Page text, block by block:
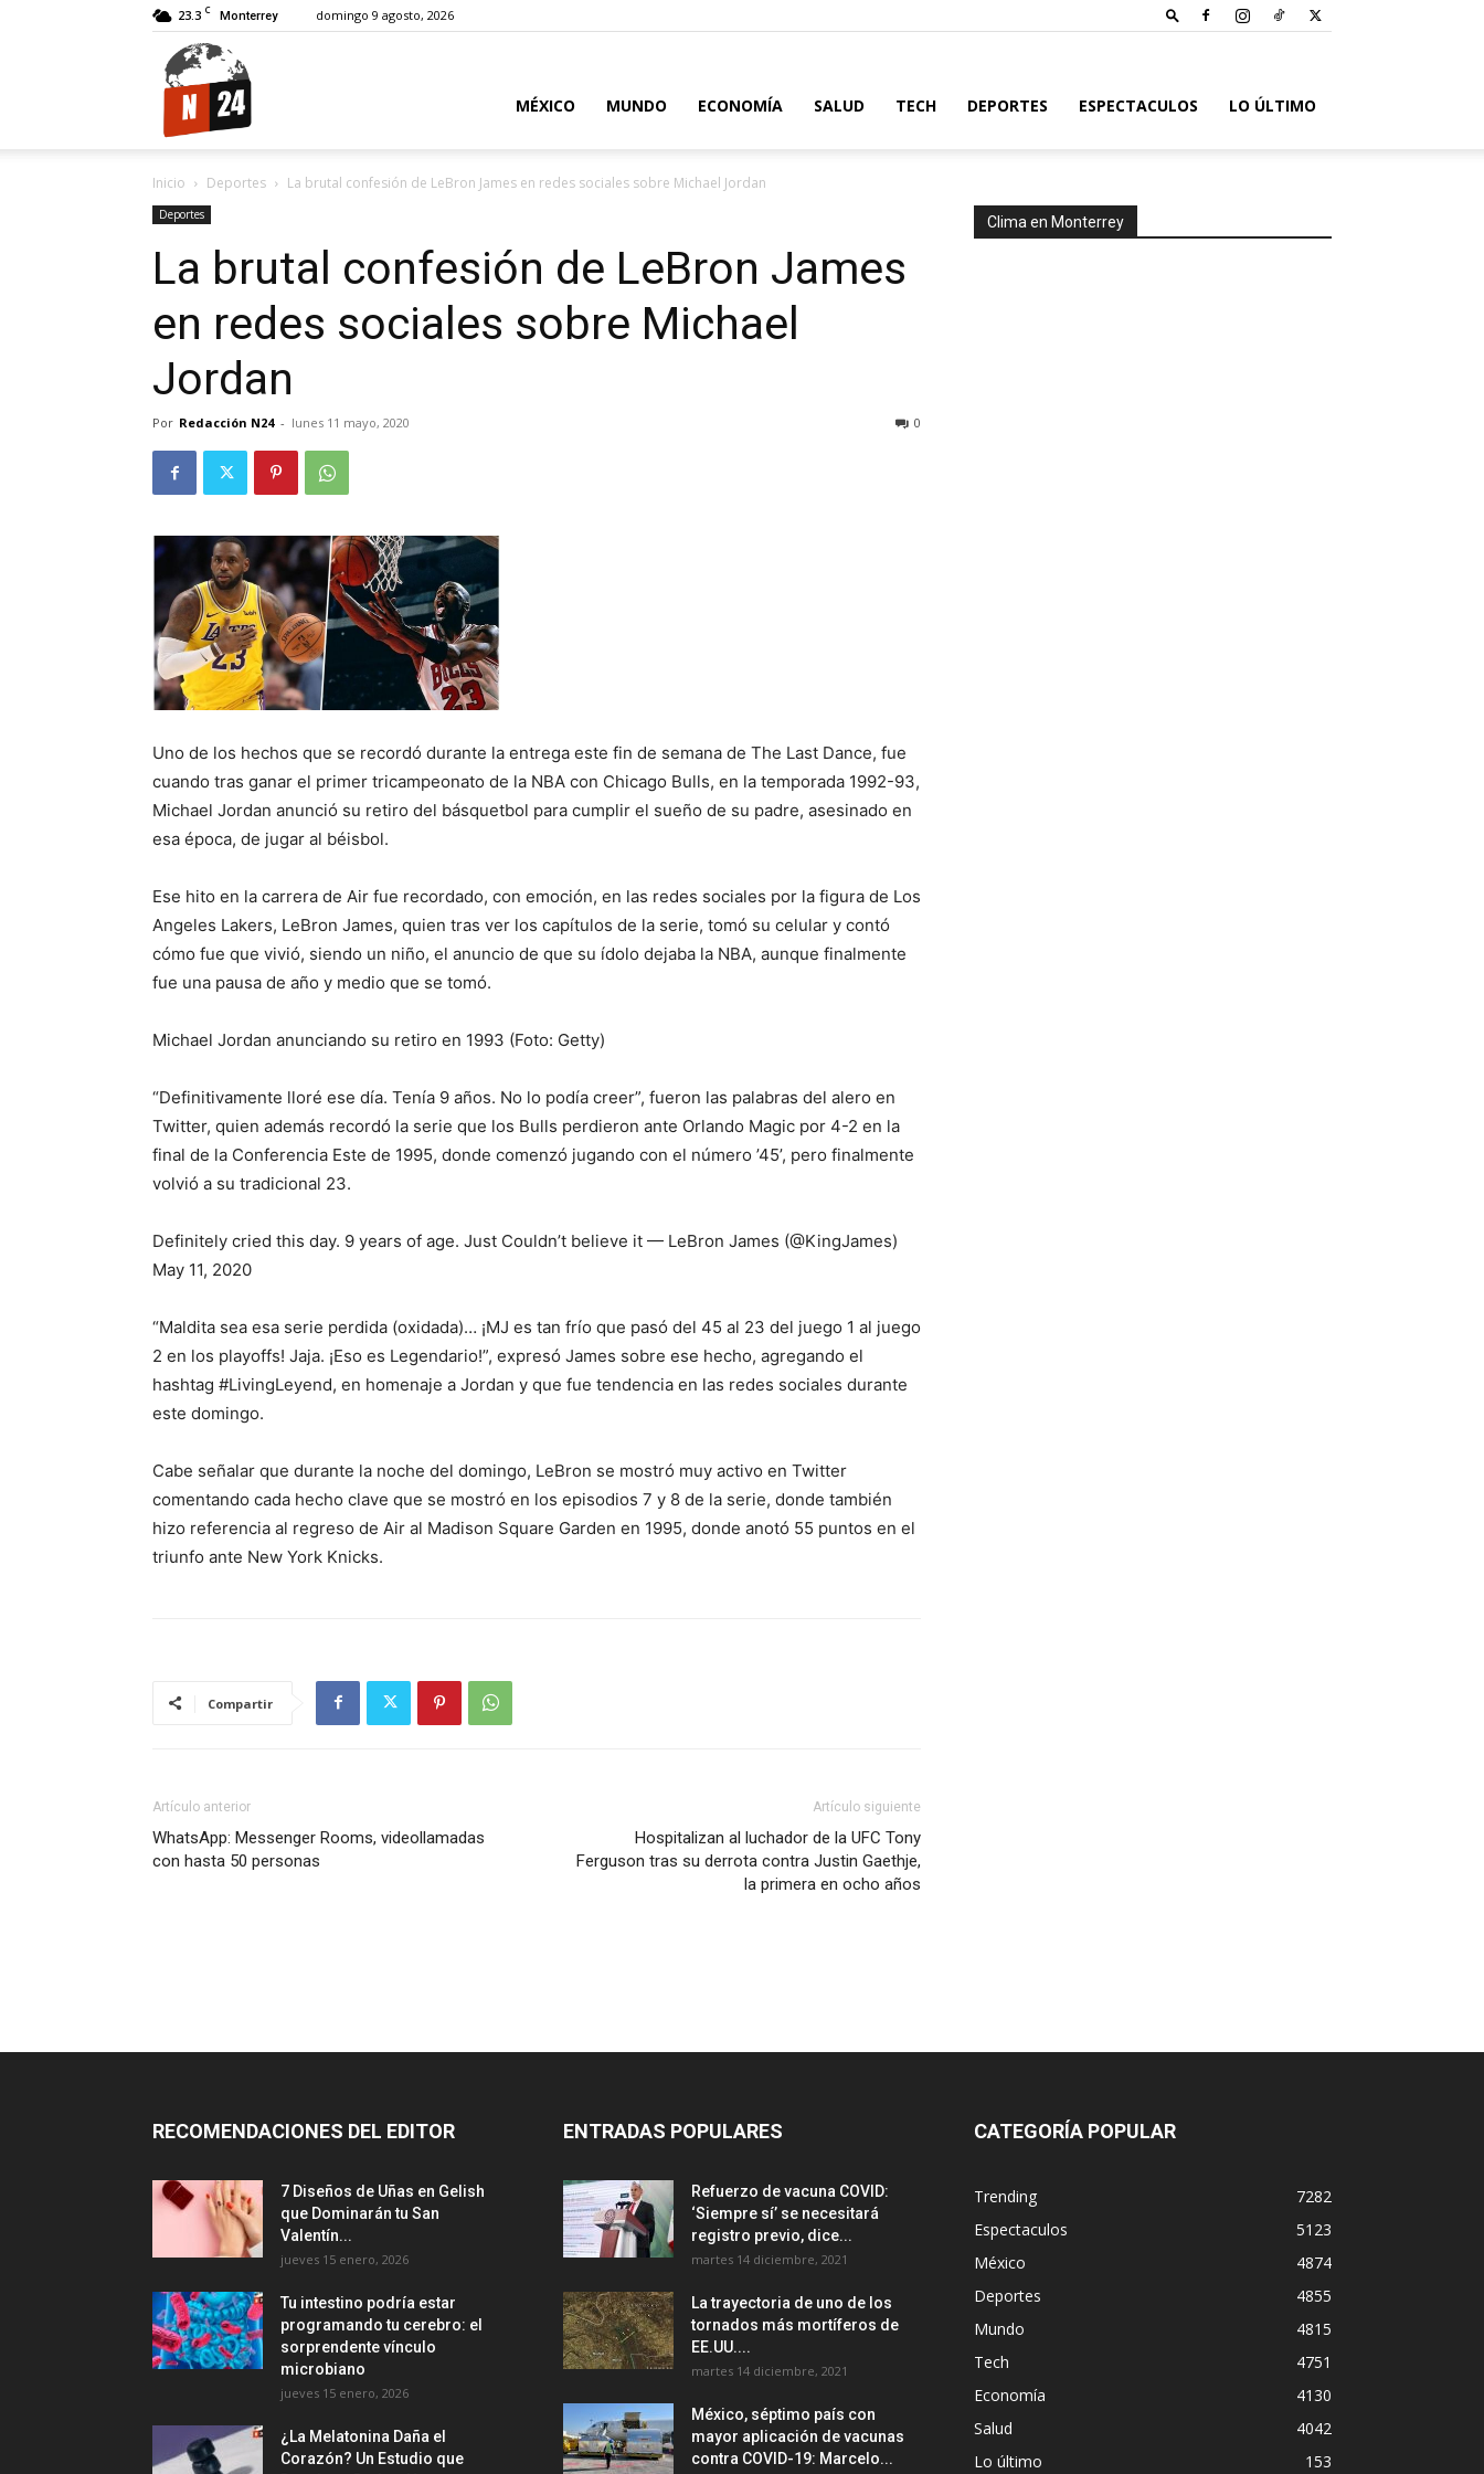
23.3 C Monterrey domingo 9 agosto, 2026
MÉXICO MUNDO ECONOMÍA SALUD TECH DEPORTES ESPECTACULOS LO ÚLTIMO
Inicio Deportes La brutal confesión de LeBron James en redes sociales sobre Michael Jordan
Deportes
La brutal confesión de LeBron James
en redes sociales sobre Michael
Jordan
Por Redacción N24 - lunes 11 mayo, 2020 0
Uno de los hechos que se recordó durante la entrega este fin de semana de The Last Dance, fue
cuando tras ganar el primer tricampeonato de la NBA con Chicago Bulls, en la temporada 1992-93,
Michael Jordan anunció su retiro del básquetbol para cumplir el sueño de su padre, asesinado en
esa época, de jugar al béisbol.
Ese hito en la carrera de Air fue recordado, con emoción, en las redes sociales por la figura de Los
Angeles Lakers, LeBron James, quien tras ver los capítulos de la serie, tomó su celular y contó
cómo fue que vivió, siendo un niño, el anuncio de que su ídolo dejaba la NBA, aunque finalmente
fue una pausa de año y medio que se tomó.
Michael Jordan anunciando su retiro en 1993 (Foto: Getty)
“Definitivamente lloré ese día. Tenía 9 años. No lo podía creer”, fueron las palabras del alero en
Twitter, quien además recordó la serie que los Bulls perdieron ante Orlando Magic por 4-2 en la
final de la Conferencia Este de 1995, donde comenzó jugando con el número ’45’, pero finalmente
volvió a su tradicional 23.
Definitely cried this day. 9 years of age. Just Couldn’t believe it — LeBron James (@KingJames)
May 11, 2020
“Maldita sea esa serie perdida (oxidada)… ¡MJ es tan frío que pasó del 45 al 23 del juego 1 al juego
2 en los playoffs! Jaja. ¡Eso es Legendario!”, expresó James sobre ese hecho, agregando el
hashtag #LivingLeyend, en homenaje a Jordan y que fue tendencia en las redes sociales durante
este domingo.
Cabe señalar que durante la noche del domingo, LeBron se mostró muy activo en Twitter
comentando cada hecho clave que se mostró en los episodios 7 y 8 de la serie, donde también
hizo referencia al regreso de Air al Madison Square Garden en 1995, donde anotó 55 puntos en el
triunfo ante New York Knicks.
Compartir
Artículo anterior
WhatsApp: Messenger Rooms, videollamadas
con hasta 50 personas
Artículo siguiente
Hospitalizan al luchador de la UFC Tony
Ferguson tras su derrota contra Justin Gaethje,
la primera en ocho años
Clima en Monterrey
RECOMENDACIONES DEL EDITOR
7 Diseños de Uñas en Gelish
que Dominarán tu San
Valentín...
jueves 15 enero, 2026
Tu intestino podría estar
programando tu cerebro: el
sorprendente vínculo
microbiano
jueves 15 enero, 2026
¿La Melatonina Daña el
Corazón? Un Estudio que
ENTRADAS POPULARES
Refuerzo de vacuna COVID:
‘Siempre sí’ se necesitará
registro previo, dice...
martes 14 diciembre, 2021
La trayectoria de uno de los
tornados más mortíferos de
EE.UU....
martes 14 diciembre, 2021
México, séptimo país con
mayor aplicación de vacunas
contra COVID-19: Marcelo...
CATEGORÍA POPULAR
Trending
7282
Espectaculos
5123
México
4874
Deportes
4855
Mundo
4815
Tech
4751
Economía
4130
Salud
4042
Lo último
153